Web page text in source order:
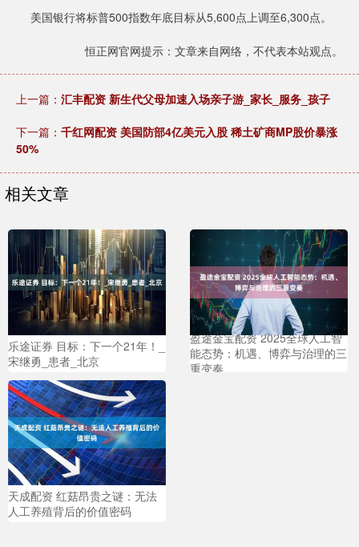
美国银行将标普500指数年底目标从5,600点上调至6,300点。
恒正网官网提示：文章来自网络，不代表本站观点。
上一篇： 汇丰配资 新生代父母加速入场亲子游_家长_服务_孩子
下一篇： 千红网配资 美国防部4亿美元入股 稀土矿商MP股价暴涨
50%
相关文章
乐途证券 目标：下一个21年！_
宋继勇_患者_北京
盈途金宝配资 2025全球人工智
能态势：机遇、博弈与治理的三
重变奏
天成配资 红菇昂贵之谜：无法
人工养殖背后的价值密码